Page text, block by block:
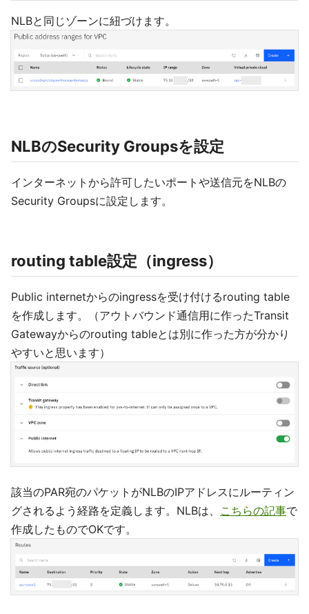
NLBと同じゾーンに紐づけます。
NLBのSecurity Groupsを設定
インターネットから許可したいポートや送信元をNLBの
Security Groupsに設定します。
routing table設定（ingress）
Public internetからのingressを受け付けるrouting table
を作成します。（アウトバウンド通信用に作ったTransit
Gatewayからのrouting tableとは別に作った方が分かり
やすいと思います）
該当のPAR宛のパケットがNLBのIPアドレスにルーティン
グされるよう経路を定義します。NLBは、 こちらの記事で
作成したものでOKです。